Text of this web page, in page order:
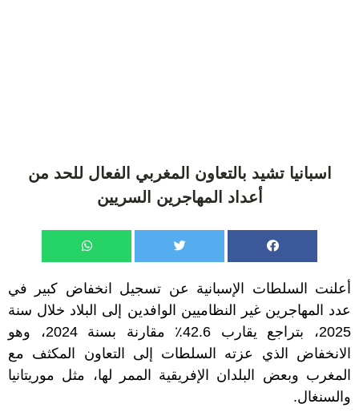
اسبانيا تشيد بالتعاون المغربي الفعال للحد من
أعداد المهاجرين السريين
أعلنت السلطات الإسبانية عن تسجيل انخفاض كبير في
عدد المهاجرين غير النظاميين الوافدين إلى البلاد خلال سنة
2025، بتراجع يقارب 42.6٪ مقارنة بسنة 2024، وهو
الانخفاض الذي عزته السلطات إلى التعاون المكثف مع
المغرب وبعض البلدان الإفريقية الممر لها، مثل موريتانيا
والسنغال.